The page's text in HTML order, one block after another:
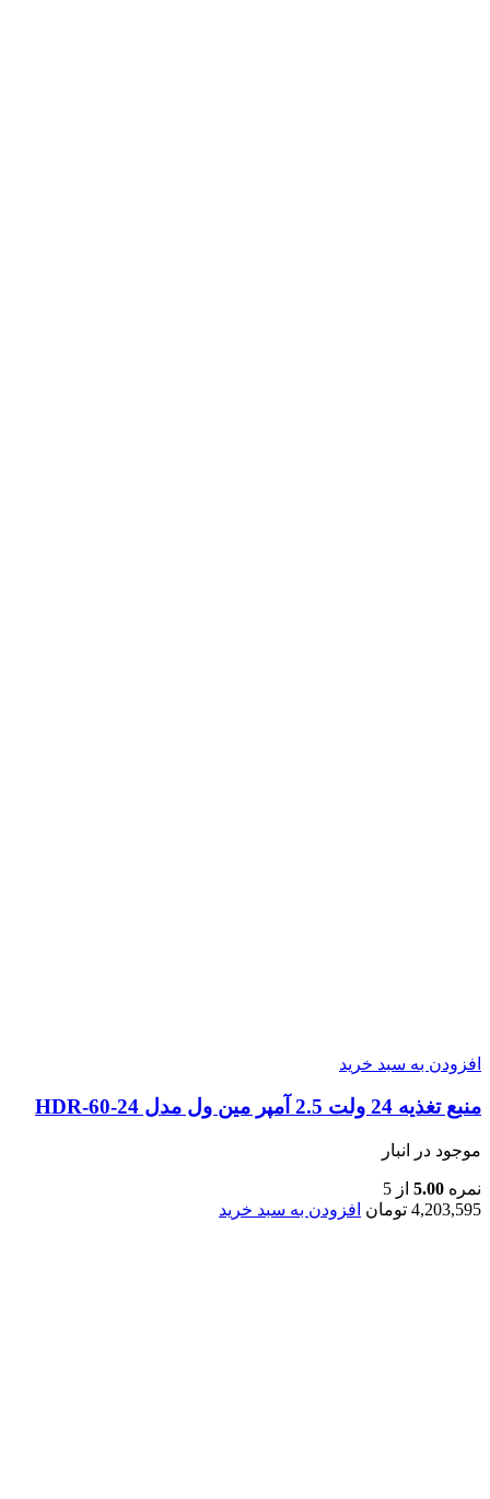
افزودن به سبد خرید
منبع تغذیه 24 ولت 2.5 آمپر مین ول مدل HDR-60-24
موجود در انبار
نمره 5.00 از 5
4,203,595 تومان افزودن به سبد خرید